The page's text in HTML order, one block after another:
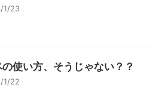
1/23
使い方、そうじゃない？？
1/22